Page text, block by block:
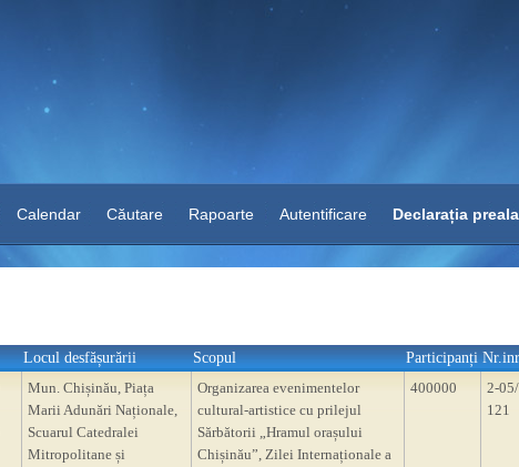
Calendar Căutare Rapoarte Autentificare Declarația
Locul desfășurării Scopul Participanți
Mun. Chișinău, Piața
Marii Adunări Naționale,
Scuarul Catedralei
Mitropolitane și
Organizarea evenimentelor
cultural-artistice cu prilejul
Sărbătorii „Hramul orașului
Chișinău”, Zilei Internaționale a
400000
2-
121